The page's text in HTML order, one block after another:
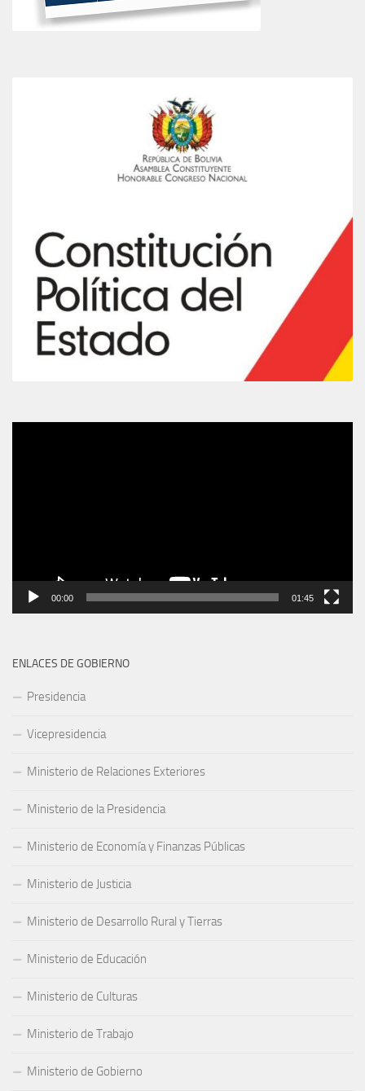
00:00 01:45
ENLACES DE GOBIERNO
Presidencia
Vicepresidencia
Ministerio de Relaciones Exteriores
Ministerio de la Presidencia
Ministerio de Economía y Finanzas Públicas
Ministerio de Justicia
Ministerio de Desarrollo Rural y Tierras
Ministerio de Educación
Ministerio de Culturas
Ministerio de Trabajo
Ministerio de Gobierno